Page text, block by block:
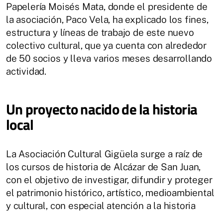
Papelería Moisés Mata, donde el presidente de
la asociación, Paco Vela, ha explicado los fines,
estructura y líneas de trabajo de este nuevo
colectivo cultural, que ya cuenta con alrededor
de 50 socios y lleva varios meses desarrollando
actividad.
Un proyecto nacido de la historia
local
La Asociación Cultural Gigüela surge a raíz de
los cursos de historia de Alcázar de San Juan,
con el objetivo de investigar, difundir y proteger
el patrimonio histórico, artístico, medioambiental
y cultural, con especial atención a la historia